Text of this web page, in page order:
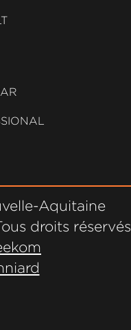
Aquitaine
droits réservés